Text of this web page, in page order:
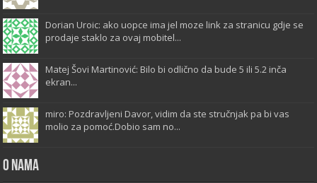
Dorian Uroic: ako uopce ima jel moze link za stranicu gdje se
prodaje staklo za ovaj mobitel...
Matej Šovi Martinović: Bilo bi odlično da bude 5 ili 5.2 inča
ekran...
miro: Pozdravljeni Davor, vidim da ste stručnjak pa bi vas
molio za pomoć.Dobio sam no...
O Nama